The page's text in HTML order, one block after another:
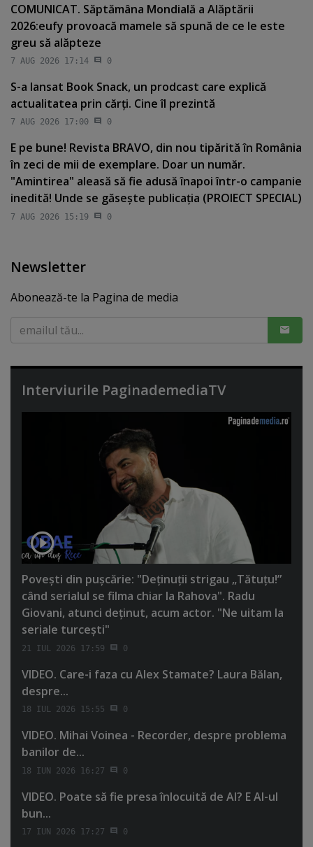
COMUNICAT. Săptămâna Mondială a Alăptării
2026:eufy provoacă mamele să spună de ce le este
greu să alăpteze
7 AUG 2026 17:14 0
S-a lansat Book Snack, un prodcast care explică
actualitatea prin cărţi. Cine îl prezintă
7 AUG 2026 17:00 0
E pe bune! Revista BRAVO, din nou tipărită în România
în zeci de mii de exemplare. Doar un număr.
"Amintirea" aleasă să fie adusă înapoi într-o campanie
inedită! Unde se găseşte publicaţia (PROIECT SPECIAL)
7 AUG 2026 15:19 0
Newsletter
Abonează-te la Pagina de media
Interviurile PaginademediaTV
Poveşti din puşcărie: "Deţinuţii strigau „Tătuţu!”
când serialul se filma chiar la Rahova". Radu
Giovani, atunci deţinut, acum actor. "Ne uitam la
seriale turceşti"
21 IUL 2026 17:59 0
VIDEO. Care-i faza cu Alex Stamate? Laura Bălan,
despre...
18 IUL 2026 15:55 0
VIDEO. Mihai Voinea - Recorder, despre problema
banilor de...
18 IUN 2026 16:27 0
VIDEO. Poate să fie presa înlocuită de AI? E AI-ul
bun...
17 IUN 2026 17:27 0